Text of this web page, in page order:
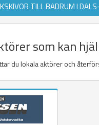
TILL BADRUM I
som kan
du lokala aktörer och